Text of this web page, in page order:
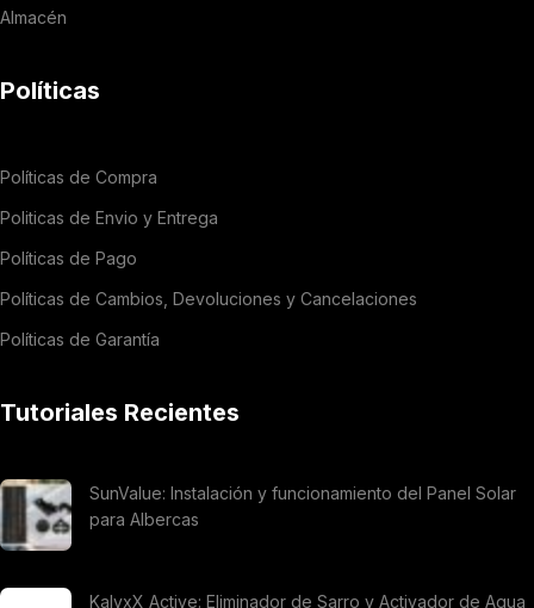
Almacén
Políticas
Políticas de Compra
Politicas de Envio y Entrega
Políticas de Pago
Políticas de Cambios, Devoluciones y Cancelaciones
Políticas de Garantía
Tutoriales Recientes
SunValue: Instalación y funcionamiento del Panel Solar
para Albercas
KalyxX Active: Eliminador de Sarro y Activador de Agua